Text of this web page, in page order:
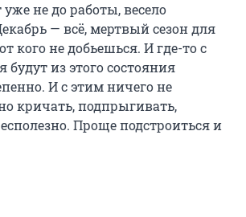
уже не до работы, весело
— всё, мертвый сезон для
кого не добьешься. И где-то с
будут из этого состояния
И с этим ничего не
кричать, подпрыгивать,
Проще подстроиться и